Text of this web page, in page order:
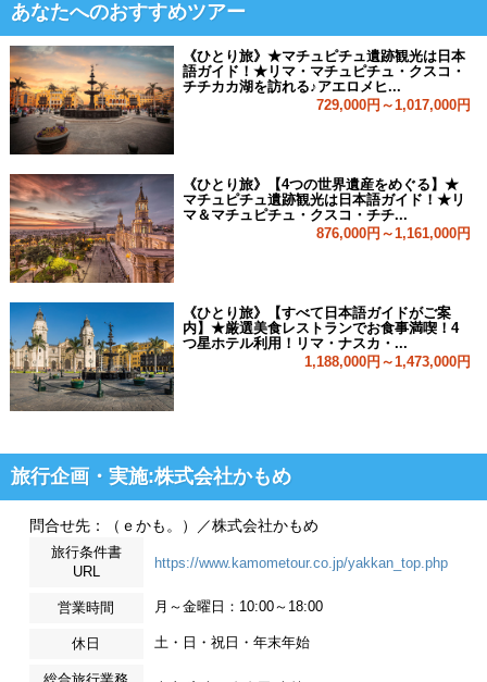
あなたへのおすすめツアー
《ひとり旅》★マチュピチュ遺跡観光は日本
語ガイド！★リマ・マチュピチュ・クスコ・
チチカカ湖を訪れる♪アエロメヒ...
729,000円～1,017,000円
《ひとり旅》【4つの世界遺産をめぐる】★
マチュピチュ遺跡観光は日本語ガイド！★リ
マ＆マチュピチュ・クスコ・チチ...
876,000円～1,161,000円
《ひとり旅》【すべて日本語ガイドがご案
内】★厳選美食レストランでお食事満喫！4
つ星ホテル利用！リマ・ナスカ・...
1,188,000円～1,473,000円
旅行企画・実施:株式会社かもめ
問合せ先：（ｅかも。）／株式会社かもめ
旅行条件書
URL
https://www.kamometour.co.jp/yakkan_top.php
営業時間 月～金曜日：10:00～18:00
休日 土・日・祝日・年末年始